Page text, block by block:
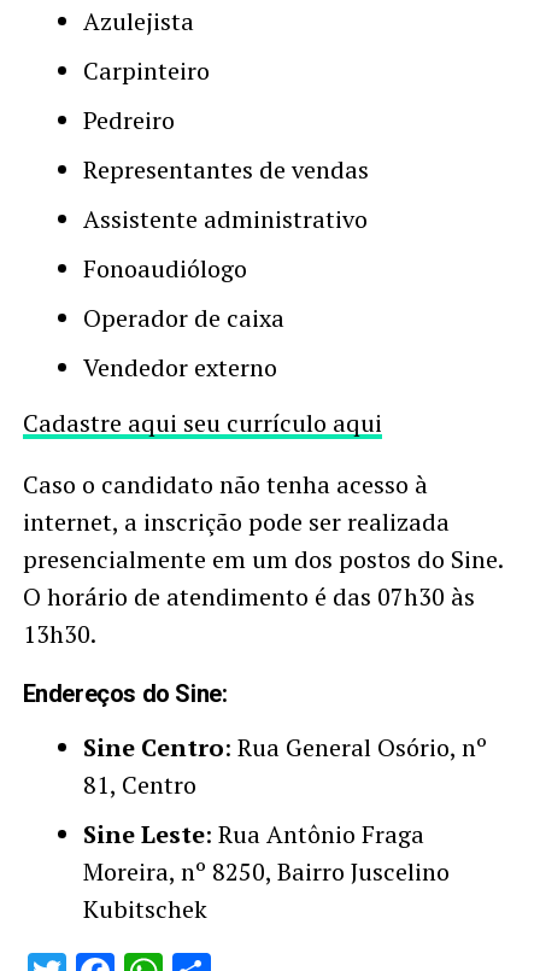
Azulejista
Carpinteiro
Pedreiro
Representantes de vendas
Assistente administrativo
Fonoaudiólogo
Operador de caixa
Vendedor externo
Cadastre aqui seu currículo aqui
Caso o candidato não tenha acesso à
internet, a inscrição pode ser realizada
presencialmente em um dos postos do Sine.
O horário de atendimento é das 07h30 às
13h30.
Endereços do Sine:
Sine Centro: Rua General Osório, nº
81, Centro
Sine Leste: Rua Antônio Fraga
Moreira, nº 8250, Bairro Juscelino
Kubitschek